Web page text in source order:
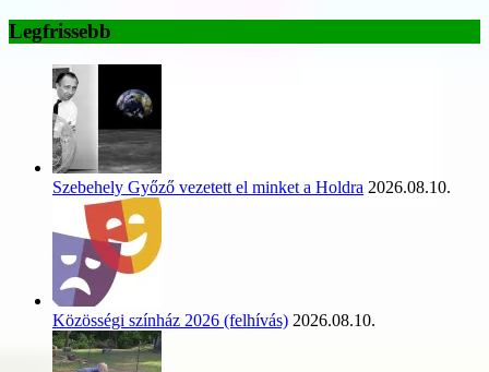
Legfrissebb
Szebehely Győző vezetett el minket a Holdra 2026.08.10.
Közösségi színház 2026 (felhívás) 2026.08.10.